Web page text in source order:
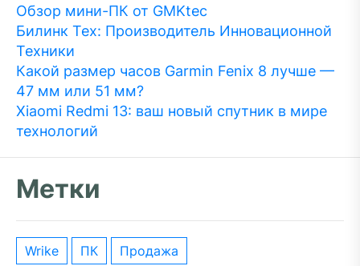
Обзор мини-ПК от GMKtec
Билинк Тех: Производитель Инновационной
Техники
Какой размер часов Garmin Fenix 8 лучше —
47 мм или 51 мм?
Xiaomi Redmi 13: ваш новый спутник в мире
технологий
Метки
wrike ПК
Продажа